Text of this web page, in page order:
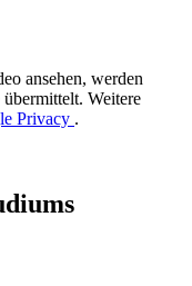
ansehen, werden
Weitere
Privacy .